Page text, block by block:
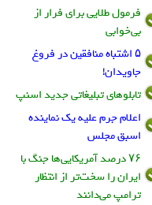
فرمول طلایی برای فرار از
بی‌خوابی
۵ اشتباه منافقین در فروغ
جاویدان!
تابلو‌های تبلیغاتی جدید اسنپ
اعلام جرم علیه یک نماینده
اسبق مجلس
۷۶ درصد آمریکایی‌ها جنگ با
ایران را سخت‌تر از انتظار
ترامپ می‌دانند